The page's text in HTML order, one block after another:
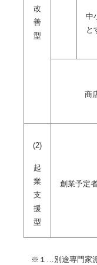
改
善
型
中
と
商
(2)
起
業
支
援
型
創業予定
※１…別途専門家